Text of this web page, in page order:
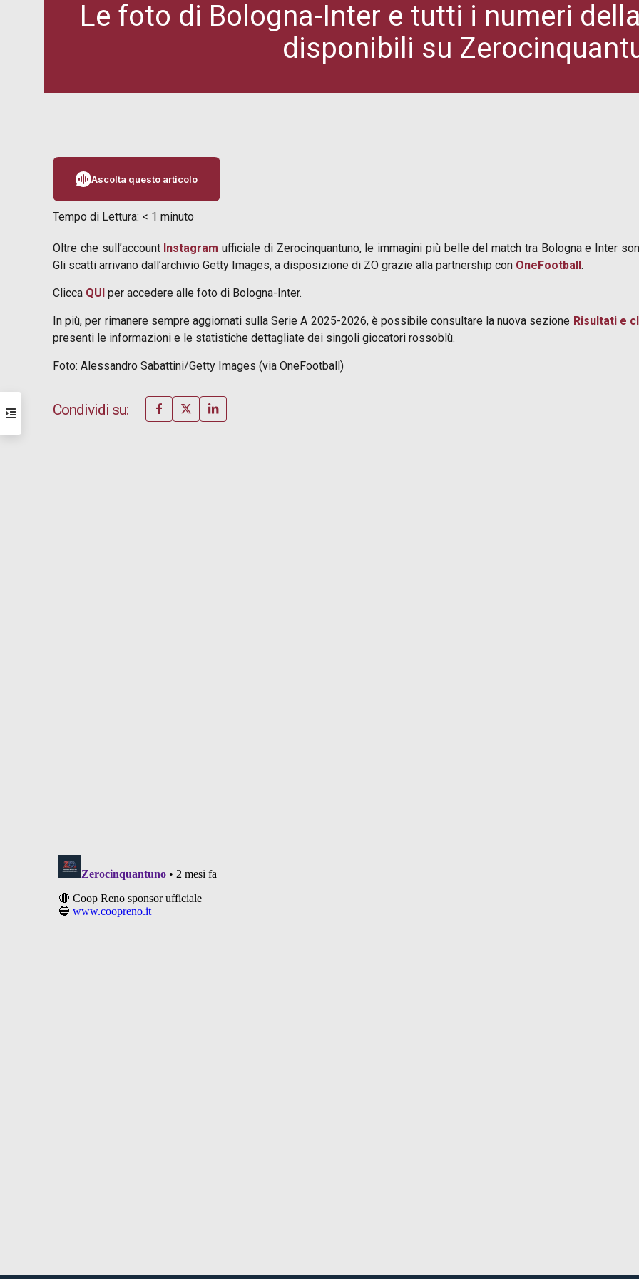
Le foto di Bologna-Inter e tutti i numeri
disponibili su
Ascolta questo articolo
Tempo di Lettura: < 1 minuto
Oltre che sull’account Instagram ufficiale di Zerocinquantuno, le immagini più belle del match tra Bologna e Inter
Gli scatti arrivano dall’archivio Getty Images, a disposizione di ZO grazie alla partnership con OneFootball.
Clicca QUI per accedere alle foto di Bologna-Inter.
In più, per rimanere sempre aggiornati sulla Serie A 2025-2026, è possibile consultare la nuova sezione Risultati e
presenti le informazioni e le statistiche dettagliate dei singoli giocatori rossoblù.
Foto: Alessandro Sabattini/Getty Images (via OneFootball)
Condividi su: